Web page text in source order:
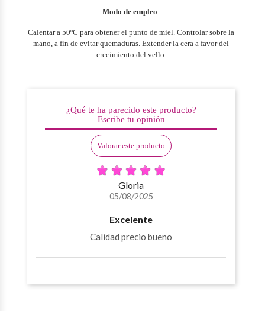
Modo de empleo:
Calentar a 50ºC para obtener el punto de miel. Controlar sobre la
mano, a fin de evitar quemaduras. Extender la cera a favor del
crecimiento del vello.
¿Qué te ha parecido este producto?
Escribe tu opinión
Valorar este producto
Gloria
05/08/2025
Excelente
Calidad precio bueno